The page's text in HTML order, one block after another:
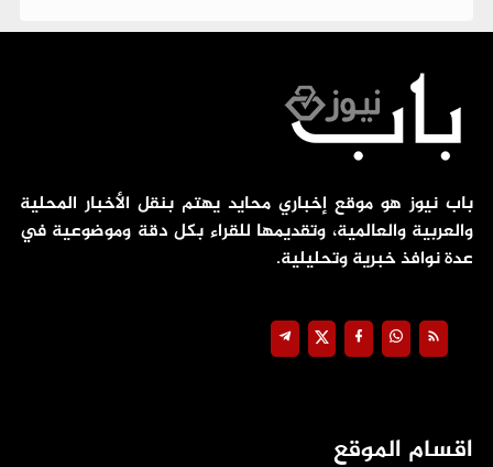
باب نيوز هو موقع إخباري محايد يهتم بنقل الأخبار المحلية
والعربية والعالمية، وتقديمها للقراء بكل دقة وموضوعية في
عدة نوافذ خبرية وتحليلية.
اقسام الموقع